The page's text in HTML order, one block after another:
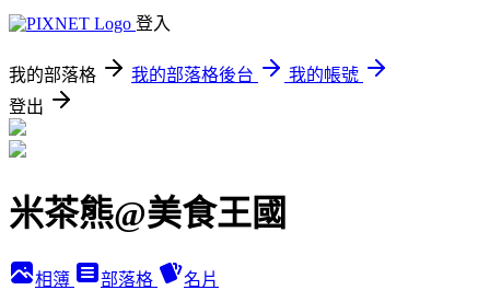
登入
我的部落格 我的部落格後台
我的帳號
登出
米茶熊@美食王國
相簿 部落格 名片